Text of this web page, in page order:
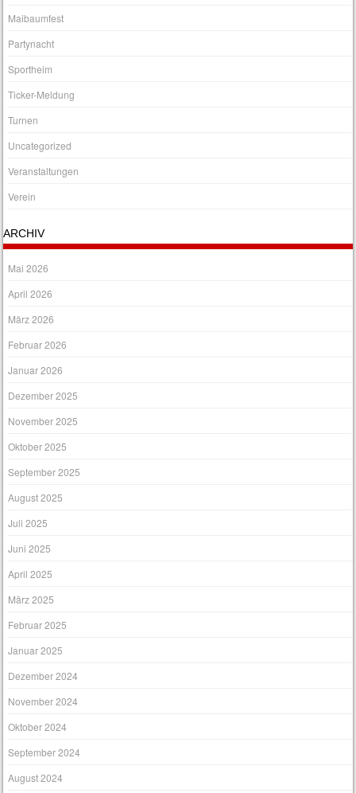
Maibaumfest
Partynacht
Sportheim
Ticker-Meldung
Turnen
Uncategorized
Veranstaltungen
Verein
ARCHIV
Mai 2026
April 2026
März 2026
Februar 2026
Januar 2026
Dezember 2025
November 2025
Oktober 2025
September 2025
August 2025
Juli 2025
Juni 2025
April 2025
März 2025
Februar 2025
Januar 2025
Dezember 2024
November 2024
Oktober 2024
September 2024
August 2024